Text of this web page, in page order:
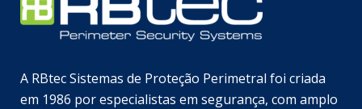
A RBtec Sistemas de Proteção Perimetral foi criada
em 1986 por especialistas em segurança, com amplo